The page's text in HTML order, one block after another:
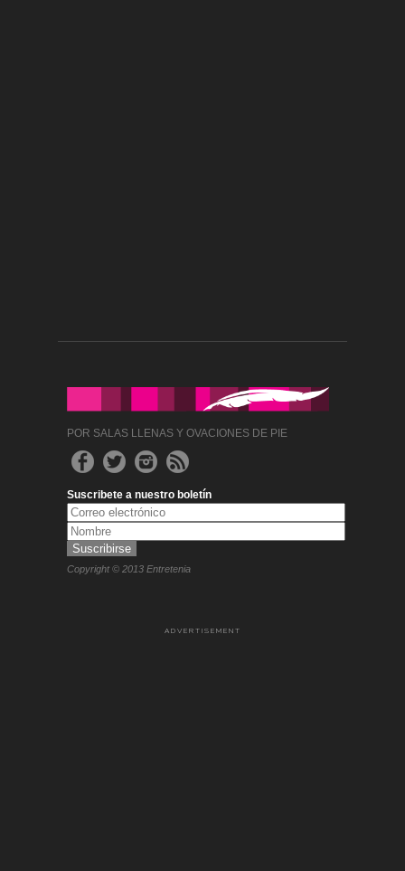
POR SALAS LLENAS Y OVACIONES DE PIE
Suscribete a nuestro boletín
Copyright © 2013 Entretenia
ADVERTISEMENT